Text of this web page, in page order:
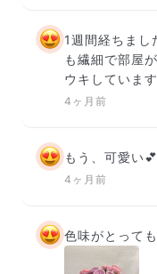
1週間経ちまし
も繊細で部屋
ウキしています
4ヶ月前
もう、可愛い
4ヶ月前
色味がとって